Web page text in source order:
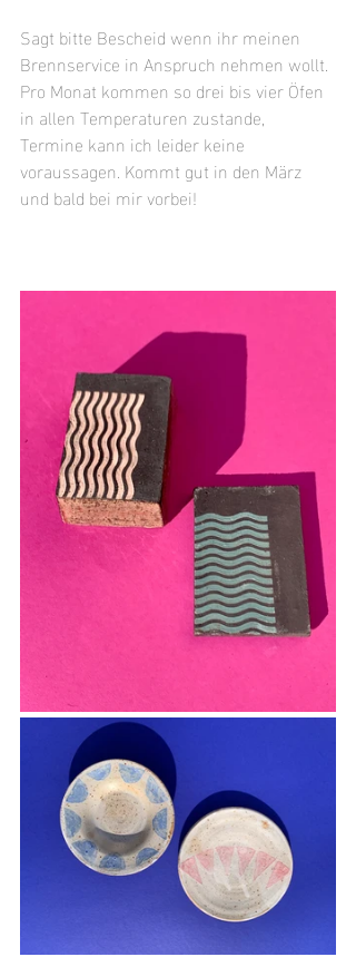
Sagt bitte Bescheid wenn ihr meinen
Brennservice in Anspruch nehmen wollt.
Pro Monat kommen so drei bis vier Öfen
in allen Temperaturen zustande,
Termine kann ich leider keine
voraussagen. Kommt gut in den März
und bald bei mir vorbei!